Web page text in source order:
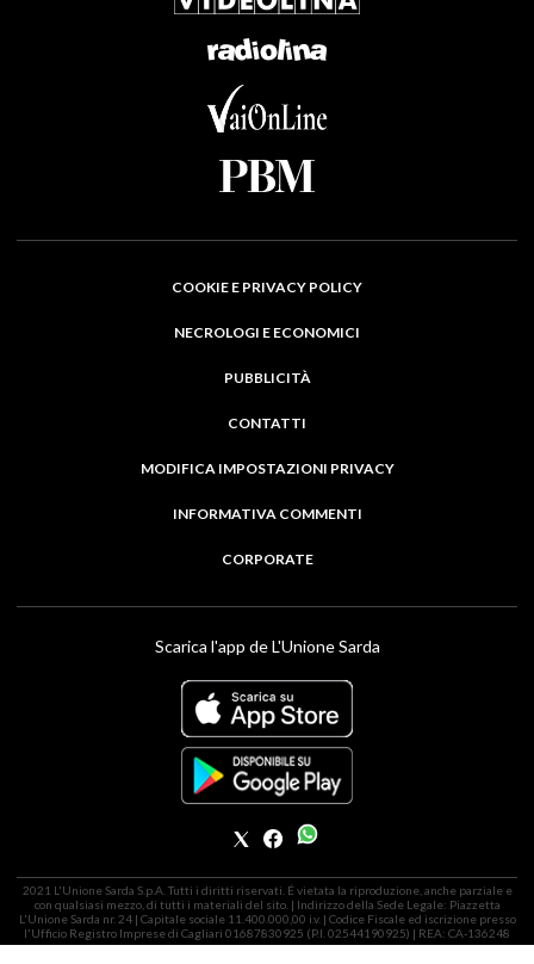
COOKIE E PRIVACY POLICY
NECROLOGI E ECONOMICI
PUBBLICITÀ
CONTATTI
MODIFICA IMPOSTAZIONI PRIVACY
INFORMATIVA COMMENTI
CORPORATE
Scarica l'app de L'Unione Sarda
2021 L'Unione Sarda S.p.A. Tutti i diritti riservati. É vietata la riproduzione, anche parziale e
con qualsiasi mezzo, di tutti i materiali del sito. | Indirizzo della Sede Legale: Piazzetta
L'Unione Sarda nr. 24 | Capitale sociale 11.400.000,00 i.v. | Codice Fiscale ed iscrizione presso
l'Ufficio Registro Imprese di Cagliari 01687830925 (P.I. 02544190925) | REA: CA-136248